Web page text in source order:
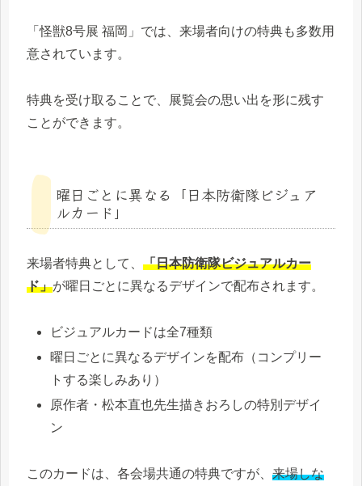
「怪獣8号展 福岡」では、来場者向けの特典も多数用
意されています。
特典を受け取ることで、展覧会の思い出を形に残す
ことができます。
曜日ごとに異なる「日本防衛隊ビジュア
ルカード」
来場者特典として、 「日本防衛隊ビジュアルカー
ド」が曜日ごとに異なるデザインで配布されます。
ビジュアルカードは全7種類
曜日ごとに異なるデザインを配布（コンプリー
トする楽しみあり）
原作者・松本直也先生描きおろしの特別デザイ
ン
このカードは、各会場共通の特典ですが、 来場しな